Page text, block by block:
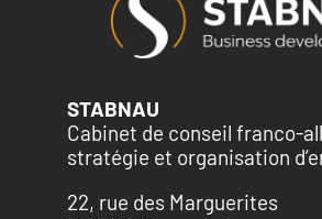
STABNAU
Cabinet de conseil franco-
stratégie et organisation
22, rue des Marguerites